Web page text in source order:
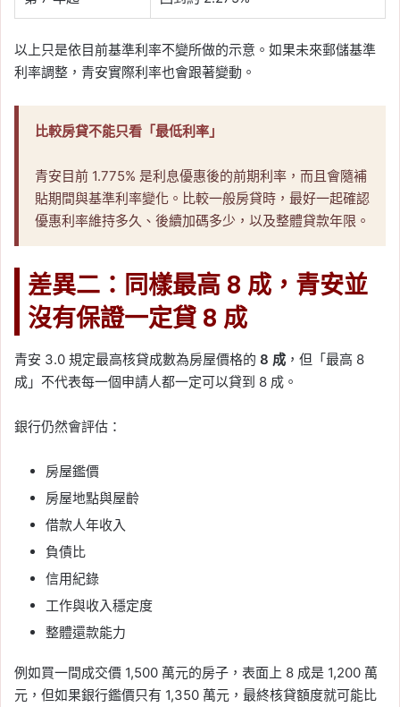
以上只是依目前基準利率不變所做的示意。如果未來郵儲基準
利率調整，青安實際利率也會跟著變動。
比較房貸不能只看「最低利率」
青安目前 1.775% 是利息優惠後的前期利率，而且會隨補
貼期間與基準利率變化。比較一般房貸時，最好一起確認
優惠利率維持多久、後續加碼多少，以及整體貸款年限。
差異二：同樣最高 8 成，青安並
沒有保證一定貸 8 成
青安 3.0 規定最高核貸成數為房屋價格的 8 成 ，但「最高 8
成」不代表每一個申請人都一定可以貸到 8 成。
銀行仍然會評估：
房屋鑑價
房屋地點與屋齡
借款人年收入
負債比
信用紀錄
工作與收入穩定度
整體還款能力
例如買一間成交價 1,500 萬元的房子，表面上 8 成是 1,200 萬
元，但如果銀行鑑價只有 1,350 萬元，最終核貸額度就可能比